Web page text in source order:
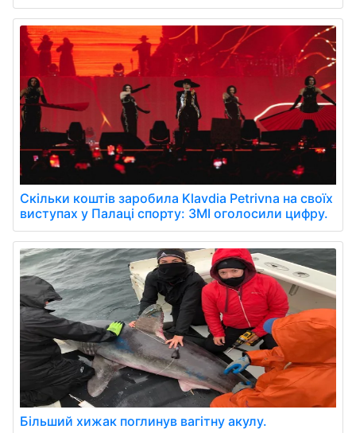
Скільки коштів заробила Klavdia Petrivna на своїх
виступах у Палаці спорту: ЗМІ оголосили цифру.
Більший хижак поглинув вагітну акулу.